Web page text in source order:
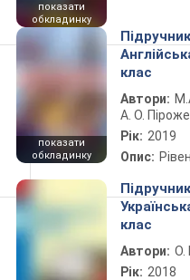
показати
обкладинку
показати
обкладинку
клас
Автори:
А. О.
Рік: 2019
Опис:
клас
Автори: О.
Рік: 2018